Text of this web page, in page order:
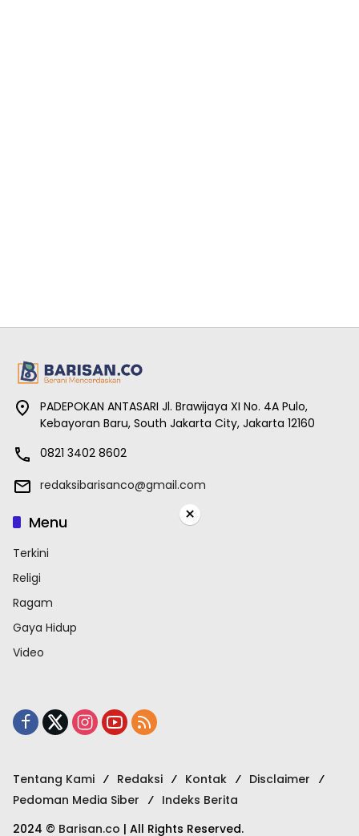
PADEPOKAN ANTASARI Jl. Brawijaya XI No. 4A Pulo,
Kebayoran Baru, South Jakarta City, Jakarta 12160
0821 3402 8602
redaksibarisanco@gmail.com
Menu
Terkini
Religi
Ragam
Gaya Hidup
Video
Tentang Kami Redaksi Kontak
Disclaimer
Pedoman Media Siber
Indeks Berita
2024 © Barisan.co | All Rights Reserved.
×